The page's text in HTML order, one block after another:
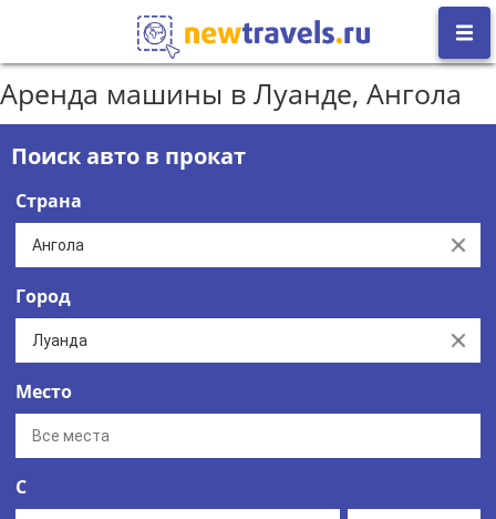
Аренда машины в Луанде, Ангола
Поиск авто в прокат
Страна
Clear
Город
Clear
Место
С